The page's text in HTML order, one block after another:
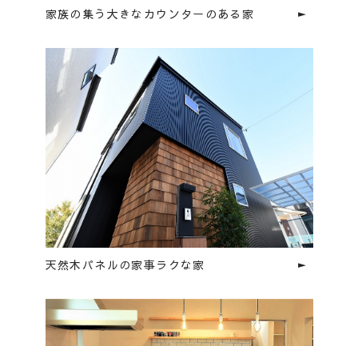
HOME
家族の集う大きなカウンターのある家
天然木パネルの家事ラクな家